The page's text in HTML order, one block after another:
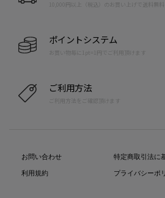
10,000円以上（税込）のお買い上げで送料無料
ポイントシステム
お買い物毎に1pt=1円でご利用頂けます
ご利用方法
ご利用方法をご確認頂けます
お問い合わせ
利用規約
特定商取引法に
プライバシーポ